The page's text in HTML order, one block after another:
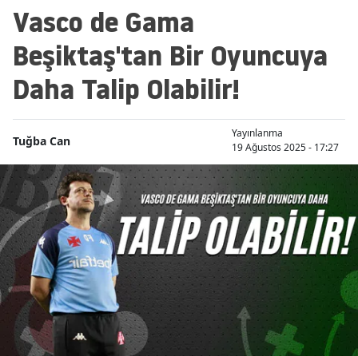
Vasco de Gama
Beşiktaş'tan Bir Oyuncuya
Daha Talip Olabilir!
Tuğba Can
Yayınlanma
19 Ağustos 2025 - 17:27